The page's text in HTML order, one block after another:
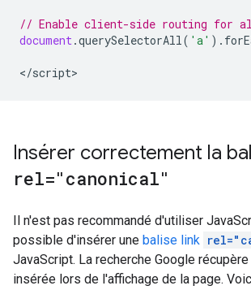
// Enable client-side routing for
document.querySelectorAll( 'a' ).
</script>
Insérer correctement la
rel="canonical"
Il n'est pas recommandé d'utiliser
possible d'insérer une balise link
JavaScript. La recherche Google
insérée lors de l'affichage de la page.